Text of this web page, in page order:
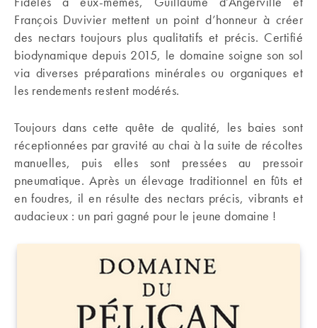
François Duvivier mettent un point d’honneur à créer
des nectars toujours plus qualitatifs et précis. Certifié
biodynamique depuis 2015, le domaine soigne son sol
via diverses préparations minérales ou organiques et
les rendements restent modérés.
Toujours dans cette quête de qualité, les baies sont
réceptionnées par gravité au chai à la suite de récoltes
manuelles, puis elles sont pressées au pressoir
pneumatique. Après un élevage traditionnel en fûts et
en foudres, il en résulte des nectars précis, vibrants et
audacieux : un pari gagné pour le jeune domaine !